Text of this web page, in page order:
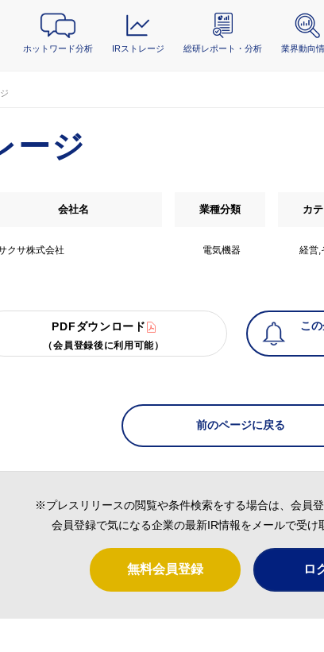
ホットワード分析 IRストレージ 総研レポート・分析 業界動向
ージ
会社名 業種分類 カ
クサ株式会社 電気機器 経営,
PDFダウンロード
（会員登録後に利用可能）
こ
前のページに戻る
※プレスリリースの閲覧や条件検索をする場合は、会員登
会員登録で気になる企業の最新IR情報をメールで受け
無料会員登録 ロ